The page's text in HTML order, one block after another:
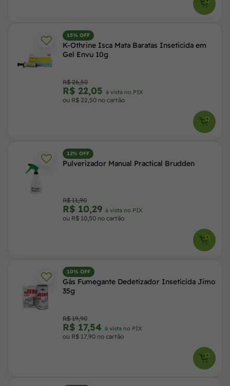
15% OFF
K-Othrine Isca Mata Baratas Inseticida em
Gel Envu 10g
R$ 26,50
R$ 22,05 à vista no PIX
ou R$ 22,50 no cartão
12% OFF
Pulverizador Manual Practical Brudden
R$ 11,90
R$ 10,29 à vista no PIX
ou R$ 10,50 no cartão
10% OFF
Gás Fumegante Dedetizador Inseticida Jimo
35g
R$ 19,90
R$ 17,54 à vista no PIX
ou R$ 17,90 no cartão